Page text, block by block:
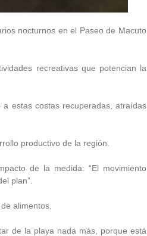
nocturnos en el Paseo de Macuto
recreativas que potencian la
estas costas recuperadas, atraídas
productivo de la región.
de la medida: “El movimiento
plan”.
alimentos.
de la playa nada más, porque está